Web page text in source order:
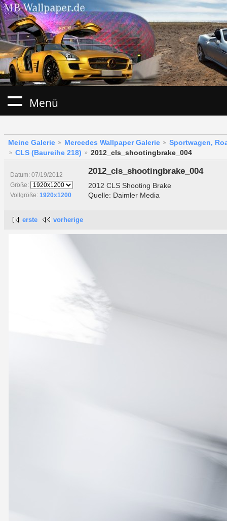
Menü
Meine Galerie Mercedes Wallpaper Galerie
Sportwagen,
CLS (Baureihe 218)
2012_cls_shootingbrake_004
Datum: 07/19/2012
Größe:
Vollgröße: 1920x1200
2012_cls_shootingbrake_004
2012 CLS Shooting Brake
Quelle: Daimler Media
erste vorherige